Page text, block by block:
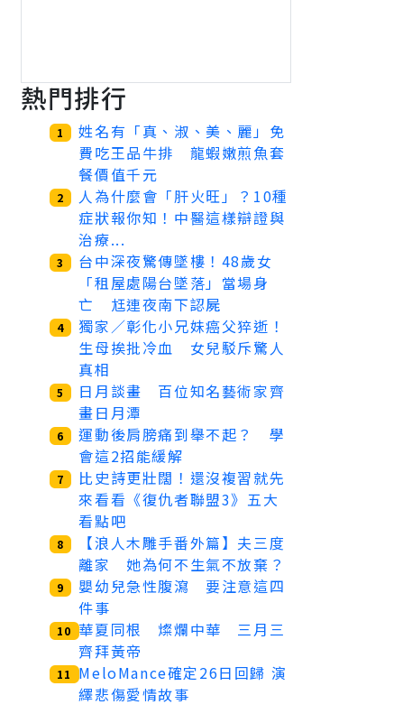
熱門排行
1
姓名有「真、淑、美、麗」免
費吃王品牛排 龍蝦嫩煎魚套
餐價值千元
2
人為什麼會「肝火旺」？10種
症狀報你知！中醫這樣辯證與
治療...
3
台中深夜驚傳墜樓！48歲女
「租屋處陽台墜落」當場身
亡 尪連夜南下認屍
4
獨家／彰化小兄妹癌父猝逝！
生母挨批冷血 女兒駁斥驚人
真相
5
日月談畫 百位知名藝術家齊
畫日月潭
6
運動後肩膀痛到舉不起？ 學
會這2招能緩解
7
比史詩更壯闊！還沒複習就先
來看看《復仇者聯盟3》五大
看點吧
8
【浪人木雕手番外篇】夫三度
離家 她為何不生氣不放棄？
9
嬰幼兒急性腹瀉 要注意這四
件事
10 華夏同根 燦爛中華 三月三
齊拜黃帝
11
MeloMance確定26日回歸 演
繹悲傷愛情故事